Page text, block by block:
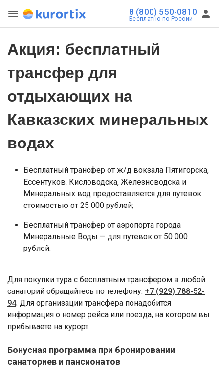
8 (800) 550-0810
Бесплатно по России
Акция: бесплатный
трансфер для
отдыхающих на
Кавказских минеральных
водах
Бесплатный трансфер от ж/д вокзала Пятигорска,
Ессентуков, Кисловодска, Железноводска и
Минеральных вод предоставляется для путевок
стоимостью от 25 000 рублей;
Бесплатный трансфер от аэропорта города
Минеральные Воды — для путевок от 50 000
рублей.
Для покупки тура с бесплатным трансфером в любой
санаторий обращайтесь по телефону: +7 (929) 788-52-
94. Для организации трансфера понадобится
информация о номер рейса или поезда, на котором вы
прибываете на курорт.
Бонусная программа при бронировании
санаториев и пансионатов